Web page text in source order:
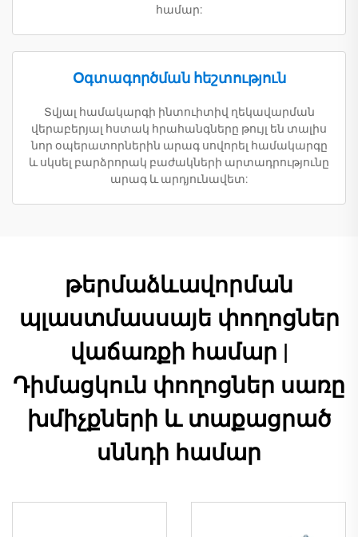
համար:
Օգտագործման հեշտություն
Տվյալ համակարգի ինտուիտիվ ղեկավարման
վերաբերյալ հստակ հրահանգները թույլ են տալիս
նոր օպերատորներին արագ սովորել համակարգը
և սկսել բարձրորակ բաժակների արտադրությունը
արագ և արդյունավետ:
թերմաձևավորման
պլաստմասսայե փողոցներ
վաճառքի համար |
Դիմացկուն փողոցներ սառը
խմիչքների և տաքացրած
սննդի համար